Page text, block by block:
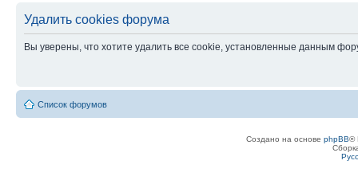
Удалить cookies форума
Вы уверены, что хотите удалить все cookie, установленные данным
Список форумов
Создано на основе phpBB®